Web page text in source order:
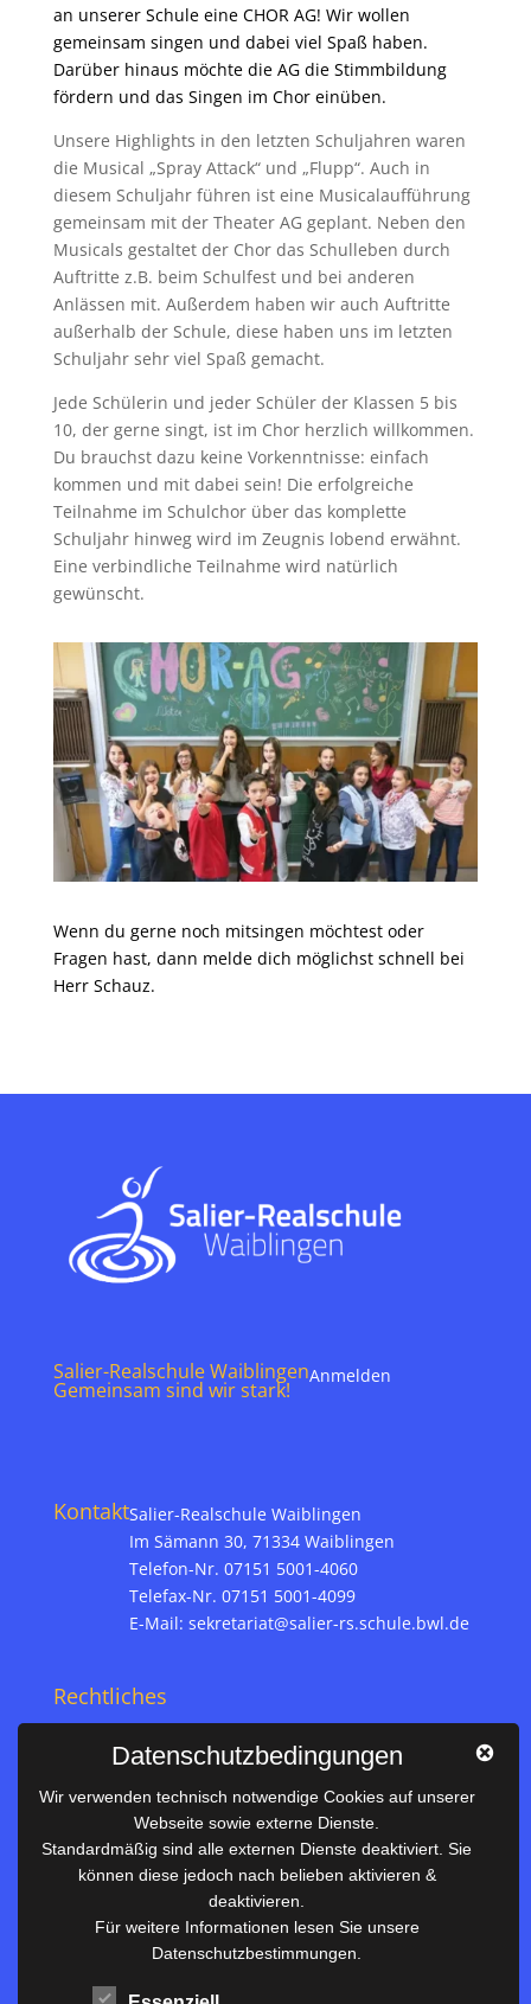
an unserer Schule eine CHOR AG! Wir wollen
gemeinsam singen und dabei viel Spaß haben.
Darüber hinaus möchte die AG die Stimmbildung
fördern und das Singen im Chor einüben.
Unsere Highlights in den letzten Schuljahren waren
die Musical „Spray Attack“ und „Flupp“. Auch in
diesem Schuljahr führen ist eine Musicalaufführung
gemeinsam mit der Theater AG geplant. Neben den
Musicals gestaltet der Chor das Schulleben durch
Auftritte z.B. beim Schulfest und bei anderen
Anlässen mit. Außerdem haben wir auch Auftritte
außerhalb der Schule, diese haben uns im letzten
Schuljahr sehr viel Spaß gemacht.
Jede Schülerin und jeder Schüler der Klassen 5 bis
10, der gerne singt, ist im Chor herzlich willkommen.
Du brauchst dazu keine Vorkenntnisse: einfach
kommen und mit dabei sein! Die erfolgreiche
Teilnahme im Schulchor über das komplette
Schuljahr hinweg wird im Zeugnis lobend erwähnt.
Eine verbindliche Teilnahme wird natürlich
gewünscht.
Wenn du gerne noch mitsingen möchtest oder
Fragen hast, dann melde dich möglichst schnell bei
Herr Schauz.
Salier-Realschule Waiblingen
Gemeinsam sind wir stark!
Anmelden
KontaktSalier-Realschule Waiblingen
Im Sämann 30, 71334 Waiblingen
Telefon-Nr. 07151 5001-4060
Telefax-Nr. 07151 5001-4099
E-Mail: sekretariat@salier-rs.schule.bwl.de
Rechtliches
Datenschutz
Nützliches
Vertretungsplan
Unterrichtszeiten
Downloadbereich
Terminkalender
Datenschutzbedingungen
Wir verwenden technisch notwendige Cookies auf unserer
Webseite sowie externe Dienste.
Standardmäßig sind alle externen Dienste deaktiviert. Sie
können diese jedoch nach belieben aktivieren &
deaktivieren.
Für weitere Informationen lesen Sie unsere
Datenschutzbestimmungen.